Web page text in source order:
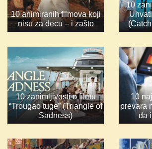
10 animiranih filmova koji
nisu za decu – i zašto
10
10 zanimljivosti o filmu
“Trougao tuge” (Triangle of
Sadness)
10
prevara
da